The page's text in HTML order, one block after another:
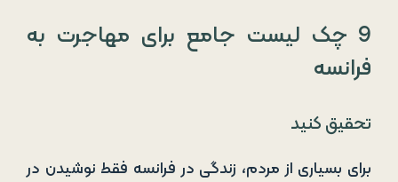
9 چک لیست جامع برای مهاجرت به
فرانسه
تحقیق کنید
برای بسیاری از مردم، زندگی در فرانسه فقط نوشیدن در